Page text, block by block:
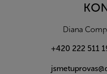
Diana
+420 222 511